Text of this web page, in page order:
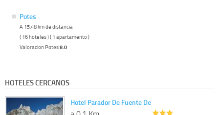
Potes
A 15.48 km de distancia
( 16 hoteles ) ( 1 apartamento )
Valoracion Potes8.0
HOTELES CERCANOS
Hotel Parador De Fuente De